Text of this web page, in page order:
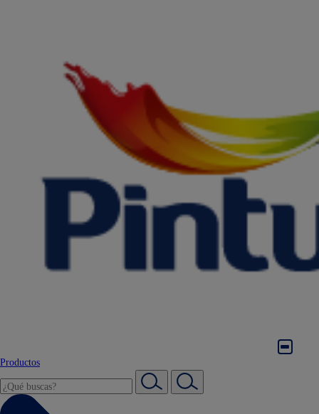
Productos